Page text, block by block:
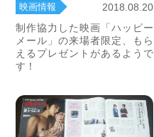
映画情報
2018.08.20
制作協力した映画「ハッピー
メール」の来場者限定、もら
えるプレゼントがあるようで
す！